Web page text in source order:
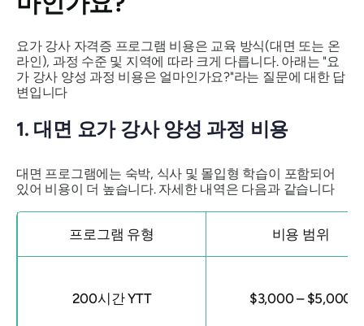
요가 강사 자격증 프로그램 비용은 교육 방식(대면 또는 온
라인), 과정 수준 및 지역에 따라 크게 다릅니다. 아래는 "요
가 강사 양성 과정 비용은 얼마인가요?"라는 질문에 대한 답
변입니다
1. 대면 요가 강사 양성 과정 비용
대면 프로그램에는 숙박, 식사 및 몰입형 학습이 포함되어
있어 비용이 더 높습니다. 자세한 내역은 다음과 같습니다
프로그램 유형 비용 범위
200시간 YTT $3,000 – $5,000